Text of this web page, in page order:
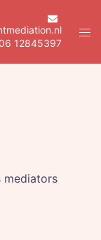
06 12845397
mediators